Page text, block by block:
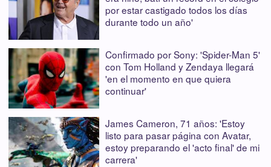
por estar castigado todos los días
durante todo un año'
Confirmado por Sony: 'Spider-Man 5'
con Tom Holland y Zendaya llegará
'en el momento en que quiera
continuar'
James Cameron, 71 años: 'Estoy
listo para pasar página con Avatar,
estoy preparando el 'acto final' de mi
carrera'